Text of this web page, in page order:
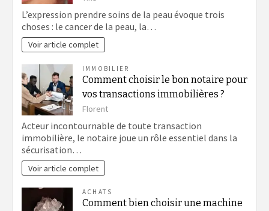
L’expression prendre soins de la peau évoque trois
choses : le cancer de la peau, la…
Voir article complet
IMMOBILIER
Comment choisir le bon notaire pour
vos transactions immobilières ?
Florent
Acteur incontournable de toute transaction
immobilière, le notaire joue un rôle essentiel dans la
sécurisation…
Voir article complet
ACHATS
Comment bien choisir une machine